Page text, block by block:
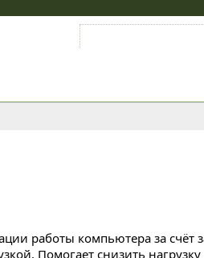
работы компьютера за
Помогает снизить